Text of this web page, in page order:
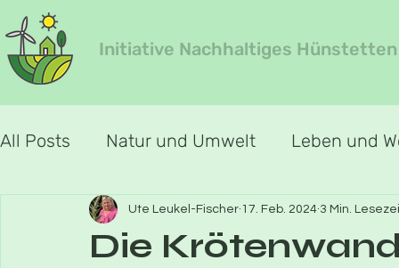
Initiative Nachhaltiges Hünstetten
All Posts Natur und Umwelt Leben und
Jahreszeiten-Special Jahreszeit Frühling
Die
Ute Leukel-Fischer 17. Feb. 2024 3 Min.